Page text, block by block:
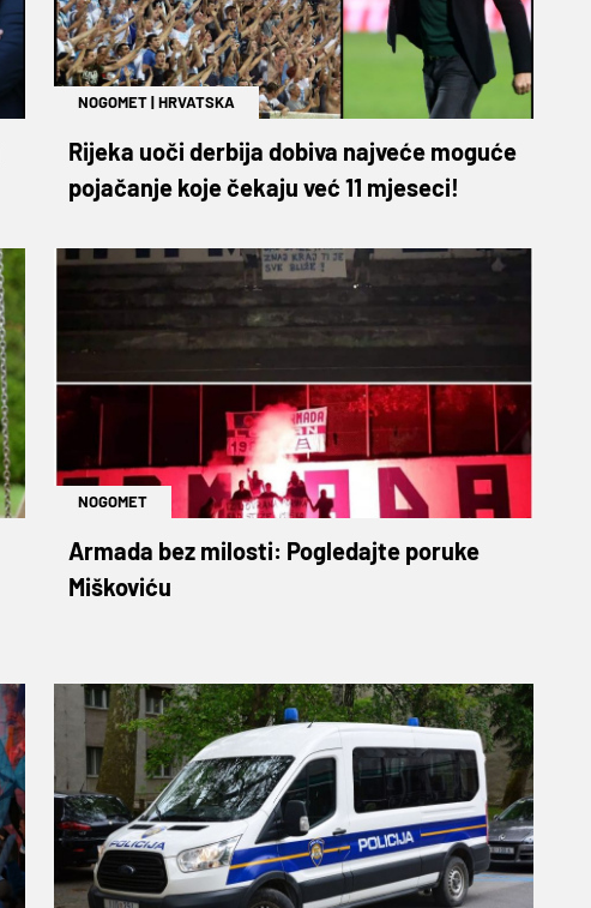
NOGOMET|HRVATSKA
Rijeka uoči derbija dobiva najveće moguće
pojačanje koje čekaju već 11 mjeseci!
NOGOMET
Armada bez milosti: Pogledajte poruke
Miškoviću